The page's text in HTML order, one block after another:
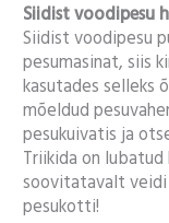
Siidist voodipesu
Siidist voodipesu
pesumasinat, siis
kasutades selleks
mõeldud
pesukuivatis ja
Triikida on
soovitatavalt veidi
pesukotti!